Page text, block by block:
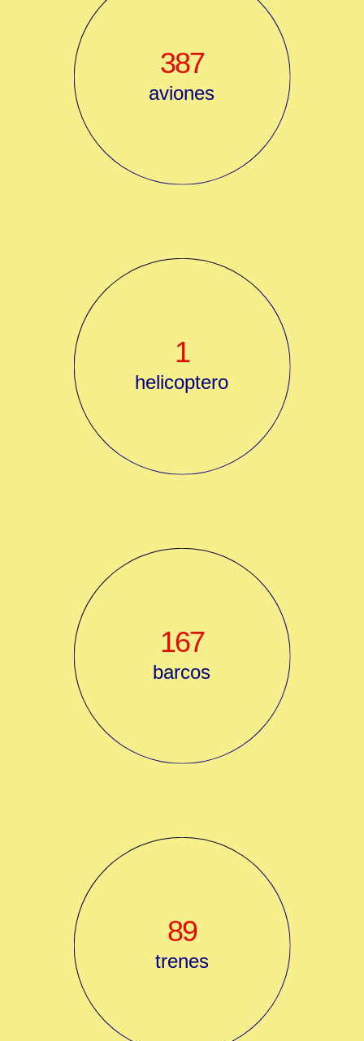
387
aviones
1
helicoptero
167
barcos
89
trenes